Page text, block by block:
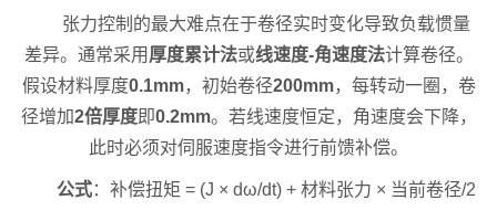
张力控制的最大难点在于卷径实时变化导致负载惯量
差异。通常采用 厚度累计法或线速度-角速度法计算卷径。
假设材料厚度0.1mm，初始卷径200mm，每转动一圈，卷
径增加2倍厚度即0.2mm。若线速度恒定，角速度会下降，
此时必须对伺服速度指令进行前馈补偿。
公式：补偿扭矩 = (J × dω/dt) + 材料张力 × 当前卷径/2